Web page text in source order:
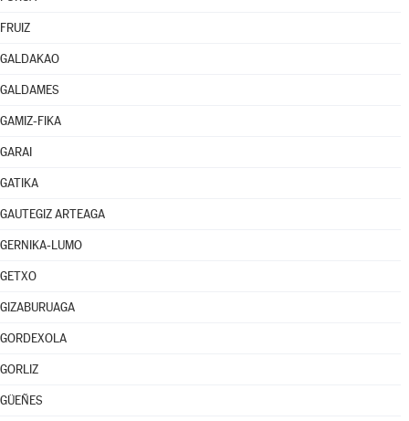
FRUIZ
GALDAKAO
GALDAMES
GAMIZ-FIKA
GARAI
GATIKA
GAUTEGIZ ARTEAGA
GERNIKA-LUMO
GETXO
GIZABURUAGA
GORDEXOLA
GORLIZ
GÜEÑES